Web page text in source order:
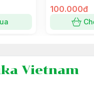
mềm, dịu nhẹ kích
sóc da dầu, da bị
Phù hợp cho làn
100.000đ
Vietnam